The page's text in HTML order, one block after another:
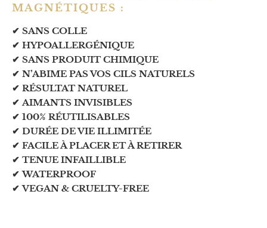
MAGNÉTIQUES :
✔ SANS COLLE
✔ HYPOALLERGÉNIQUE
✔ SANS PRODUIT CHIMIQUE
✔ N’ABIME PAS VOS CILS NATURELS
✔ RÉSULTAT NATUREL
✔AIMANTS INVISIBLES
✔ 100% RÉUTILISABLES
✔ DURÉE DE VIE ILLIMITÉE
✔ FACILE À PLACER ET À RETIRER
✔ TENUE INFAILLIBLE
✔WATERPROOF
✔ VEGAN & CRUELTY-FREE